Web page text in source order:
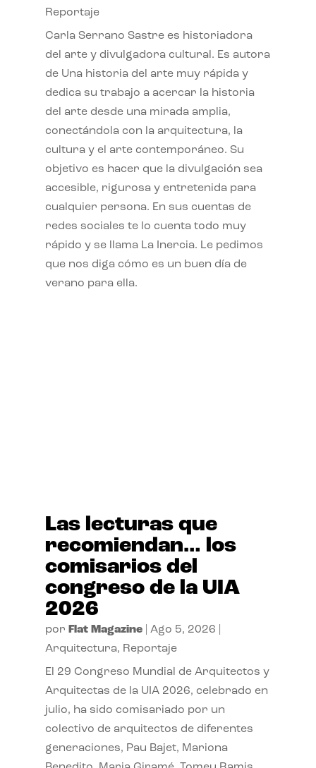
Reportaje
Carla Serrano Sastre es historiadora
del arte y divulgadora cultural. Es autora
de Una historia del arte muy rápida y
dedica su trabajo a acercar la historia
del arte desde una mirada amplia,
conectándola con la arquitectura, la
cultura y el arte contemporáneo. Su
objetivo es hacer que la divulgación sea
accesible, rigurosa y entretenida para
cualquier persona. En sus cuentas de
redes sociales te lo cuenta todo muy
rápido y se llama La Inercia. Le pedimos
que nos diga cómo es un buen día de
verano para ella.
Las lecturas que
recomiendan… los
comisarios del
congreso de la UIA
2026
por Flat Magazine| Ago 5, 2026
Arquitectura, Reportaje
El 29 Congreso Mundial de Arquitectos y
Arquitectas de la UIA 2026, celebrado en
julio, ha sido comisariado por un
colectivo de arquitectos de diferentes
generaciones, Pau Bajet, Mariona